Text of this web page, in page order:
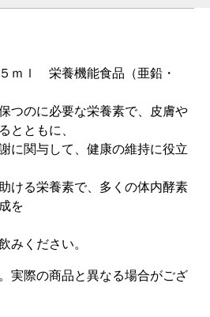
ｍｌ 栄養機能食品（亜鉛・
つのに必要な栄養素で、皮膚や
とともに、
に関与して、健康の維持に役立
ける栄養素で、多くの体内酵素
を
みください。
実際の商品と異なる場合がござ